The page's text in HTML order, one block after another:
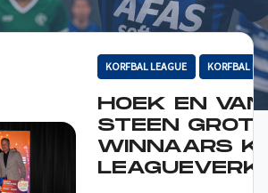
KORFBAL LEAGUE KORFBAL
HOEK EN VAN
STEEN
WINNAARS